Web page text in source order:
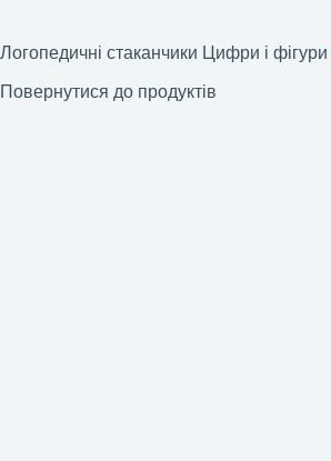
Логопедичні стаканчики Цифри і фігури
Повернутися до продуктів